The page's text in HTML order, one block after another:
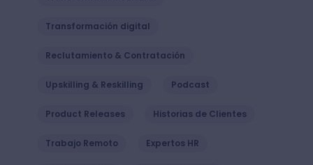
Transformación digital
Reclutamiento & Contratación
Upskilling & Reskilling Podcast
Product Releases Historias de Clientes
Trabajo Remoto Expertos HR